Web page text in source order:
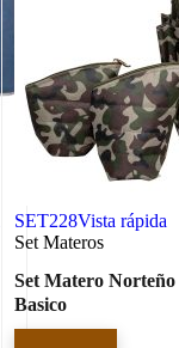
SET228Vista rápida
Set Materos
Set Matero Norteño
Basico